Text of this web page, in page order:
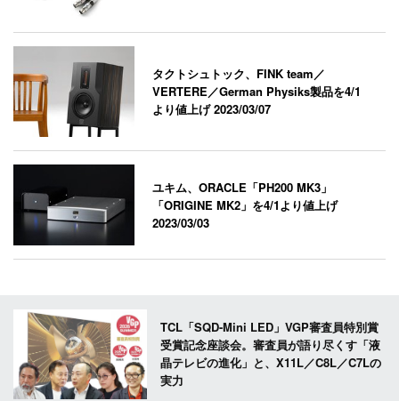
タクトシュトック、FINK team／
VERTERE／German Physiks製品を4/1
より値上げ2023/03/07
ユキム、ORACLE「PH200 MK3」
「ORIGINE MK2」を4/1より値上げ
2023/03/03
TCL「SQD-Mini LED」VGP審査員特別賞
受賞記念座談会。審査員が語り尽くす「液
晶テレビの進化」と、X11L／C8L／C7Lの
実力